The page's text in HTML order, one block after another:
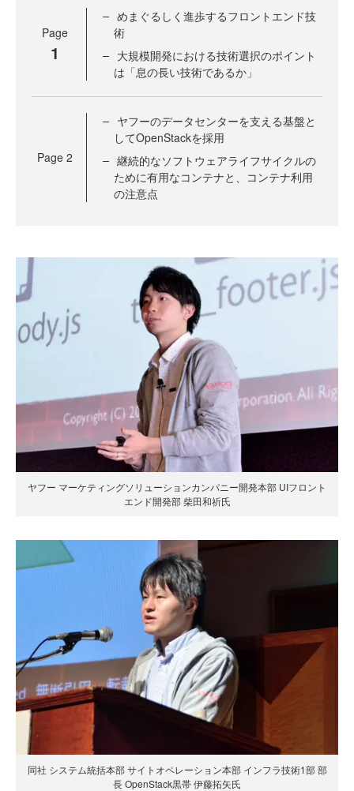
Page
1
めまぐるしく進歩するフロントエンド技
術
大規模開発における技術選択のポイント
は「息の長い技術であるか」
Page 2
ヤフーのデータセンターを支える基盤と
してOpenStackを採用
継続的なソフトウェアライフサイクルの
ために有用なコンテナと、コンテナ利用
の注意点
ヤフー マーケティングソリューションカンパニー開発本部 UIフロント
エンド開発部 柴田和祈氏
同社 システム統括本部 サイトオペレーション本部 インフラ技術1部 部
長 OpenStack黒帯 伊藤拓矢氏